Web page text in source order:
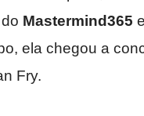
Mastermind365
ela chegou a
Fry.